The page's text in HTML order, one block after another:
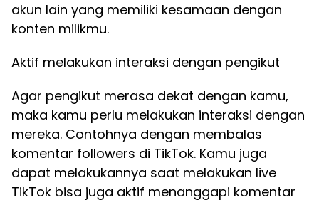
akun lain yang memiliki kesamaan dengan
konten milikmu.
Aktif melakukan interaksi dengan pengikut
Agar pengikut merasa dekat dengan kamu,
maka kamu perlu melakukan interaksi dengan
mereka. Contohnya dengan membalas
komentar followers di TikTok. Kamu juga
dapat melakukannya saat melakukan live
TikTok bisa juga aktif menanggapi komentar